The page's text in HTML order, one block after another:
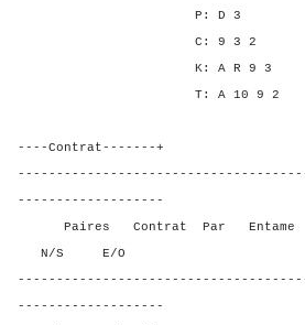
P: D 3 |
C: 9 3 2 |
K: A R 9 3
T: A 10 9 2 |
----Contrat-------+
-------------------
Paires Contrat Par
N/S E/O N/
-------------------